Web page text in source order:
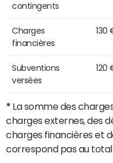
contingents
Charges
financières
130
Subventions
versées
120
* La somme des
charges externes, des
charges financières et
correspond pas au